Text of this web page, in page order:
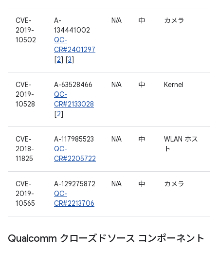
CVE-
2019-
10502
A-
134441002
QC-
CR#2401297
[2] [3]
N/A 中 カメラ
CVE-
2019-
10528
A-63528466
QC-
CR#2133028
[2]
N/A 中 Kernel
CVE-
2018-
11825
A-117985523
QC-
CR#2205722
N/A 中
WLAN ホス
ト
CVE-
2019-
10565
A-129275872
QC-
CR#2213706
N/A 中 カメラ
Qualcomm クローズドソース コンポーネント